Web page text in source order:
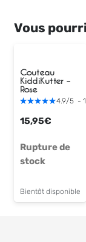
Vous
Couteau
KiddiKutter –
Rose
4.9/5 -
15,95€
Rupture de
stock
Bientôt disponible